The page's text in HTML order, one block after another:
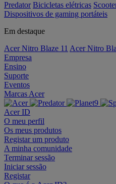
Predator Bicicletas elétricas
Dispositivos de gaming portáteis
Em destaque
Acer Nitro Blaze 11 Acer Nitro
Empresa
Ensino
Suporte
Eventos
Marcas Acer
Acer ID
O meu perfil
Os meus produtos
Registar um produto
A minha comunidade
Terminar sessão
Iniciar sessão
Registar